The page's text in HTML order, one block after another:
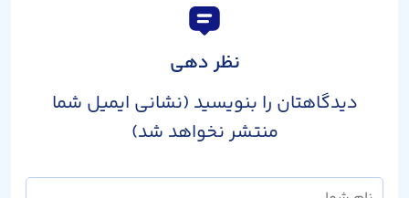
نظر دهی
دیدگاهتان را بنویسید (نشانی ایمیل شما
منتشر نخواهد شد)